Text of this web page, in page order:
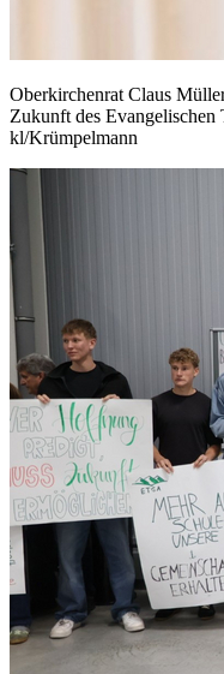
Oberkirchenrat Claus
Zukunft des
kl/Krümpelmann